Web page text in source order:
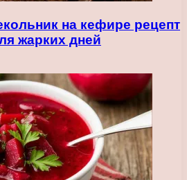
на кефире рецепт
жарких дней